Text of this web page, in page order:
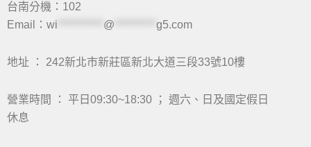
台南分機：102
Email： wi @ g5.com
地址 ： 242新北市新莊區新北大道三段33號10樓
營業時間 ： 平日09:30~18:30 ； 週六、日及國定假日
休息